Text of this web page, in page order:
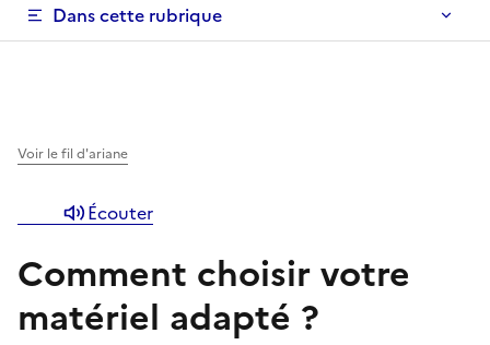
Dans cette rubrique
Voir le fil d'ariane
Écouter
Comment choisir votre
matériel adapté ?